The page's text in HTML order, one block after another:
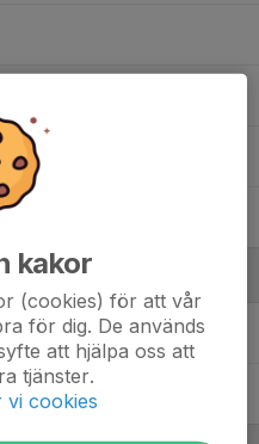
kakor
(cookies) för att vår
för dig. De används
att hjälpa oss att
tjänster.
vi cookies